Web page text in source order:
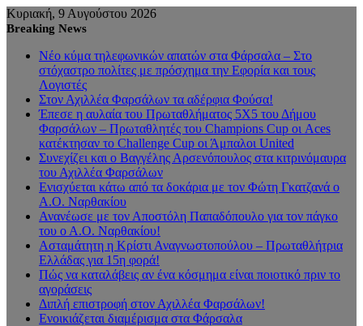
Κυριακή, 9 Αυγούστου 2026
Breaking News
Νέο κύμα τηλεφωνικών απατών στα Φάρσαλα – Στο
στόχαστρο πολίτες με πρόσχημα την Εφορία και τους
Λογιστές
Στον Αχιλλέα Φαρσάλων τα αδέρφια Φούσα!
Έπεσε η αυλαία του Πρωταθλήματος 5Χ5 του Δήμου
Φαρσάλων – Πρωταθλητές του Champions Cup οι Aces
κατέκτησαν το Challenge Cup οι Άμπαλοι United
Συνεχίζει και ο Βαγγέλης Αρσενόπουλος στα κιτρινόμαυρα
του Αχιλλέα Φαρσάλων
Ενισχύεται κάτω από τα δοκάρια με τον Φώτη Γκατζανά ο
Α.Ο. Ναρθακίου
Ανανέωσε με τον Αποστόλη Παπαδόπουλο για τον πάγκο
του ο Α.Ο. Ναρθακίου!
Ασταμάτητη η Κρίστι Αναγνωστοπούλου – Πρωταθλήτρια
Ελλάδας για 15η φορά!
Πώς να καταλάβεις αν ένα κόσμημα είναι ποιοτικό πριν το
αγοράσεις
Διπλή επιστροφή στον Αχιλλέα Φαρσάλων!
Ενοικιάζεται διαμέρισμα στα Φάρσαλα